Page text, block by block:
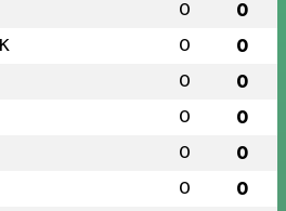
0 0
0 0
0 0
0 0
0 0
0 0